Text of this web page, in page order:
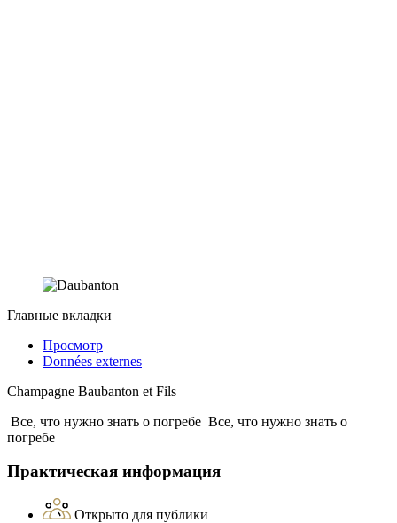
Главные вкладки
Просмотр
Données externes
Champagne Baubanton et Fils
Все, что нужно знать о погребе Все, что нужно знать о
погребе
Практическая информация
Открыто для публики